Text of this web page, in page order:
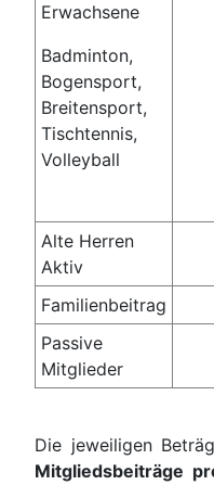
Erwachsene
Badminton,
Bogensport,
Breitensport,
Tischtennis,
Volleyball
Alte Herren
Aktiv
Familienbeitrag
Passive
Mitglieder
Die jeweiligen
Mitgliedsbeiträge